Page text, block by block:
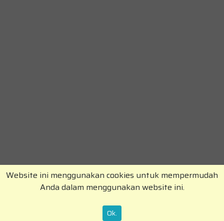
Copyright © RajaKomen.com 2026 All Rights
Reserved.
Website ini menggunakan cookies untuk mempermudah
Anda dalam menggunakan website ini.
Ok.